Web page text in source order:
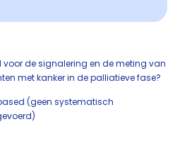
voor de signalering en de meting van
met kanker in de palliatieve fase?
(geen systematisch